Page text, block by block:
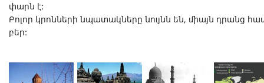
փարն է:
Բո­լոր կրոն­նե­րի նպա­տակ­նե­րը նույնն են, մի­այն դրանց
բեր: